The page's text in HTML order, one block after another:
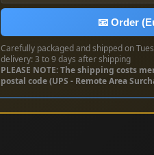
📧 Order
Carefully packaged and shipped on
delivery: 3 to 9 days after shipping
PLEASE NOTE: The shipping costs
postal code (UPS - Remote Area